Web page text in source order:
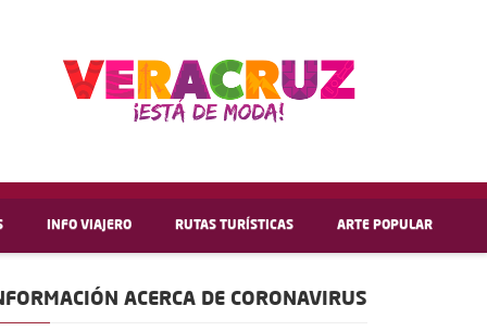
INFO VIAJERO RUTAS TURÍSTICAS ARTE POPULAR
ACERCA DE CORONAVIRUS